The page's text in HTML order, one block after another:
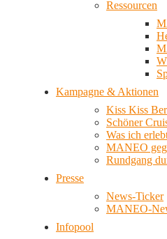
Ressourcen
Kampagne & Aktionen
Kiss Kiss
Schöner
Was ich
MANEO
Rundgang
Presse
News-Ticker
MANEO-
Infopool